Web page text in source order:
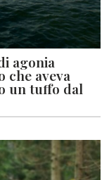
agonia
che aveva
un tuffo dal